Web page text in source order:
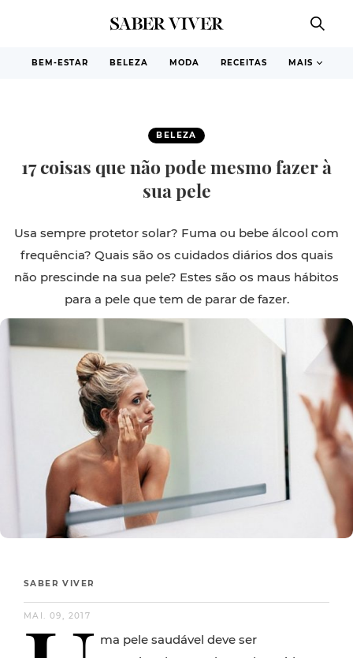
BEM-ESTAR BELEZA MODA RECEITAS MAIS
BELEZA
17 coisas que não pode mesmo fazer à
sua pele
Usa sempre protetor solar? Fuma ou bebe álcool com
frequência? Quais são os cuidados diários dos quais
não prescinde na sua pele? Estes são os maus hábitos
para a pele que tem de parar de fazer.
SABER VIVER
MAI. 09, 2017
ma pele saudável deve ser